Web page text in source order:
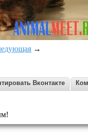
→
Вконтакте